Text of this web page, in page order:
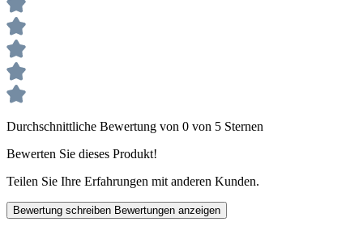
Durchschnittliche Bewertung von 0 von 5 Sternen
Bewerten Sie dieses Produkt!
Teilen Sie Ihre Erfahrungen mit anderen Kunden.
Bewertung schreiben Bewertungen anzeigen